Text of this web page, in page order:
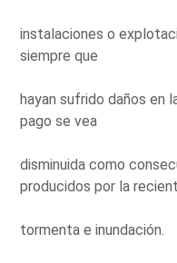
instalaciones o
siempre que
hayan sufrido daños en
pago se vea
disminuida como
producidos por la
tormenta e inundación.